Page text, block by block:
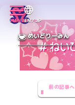
MENUEN／JP
めいどりーみん
前の記事へ